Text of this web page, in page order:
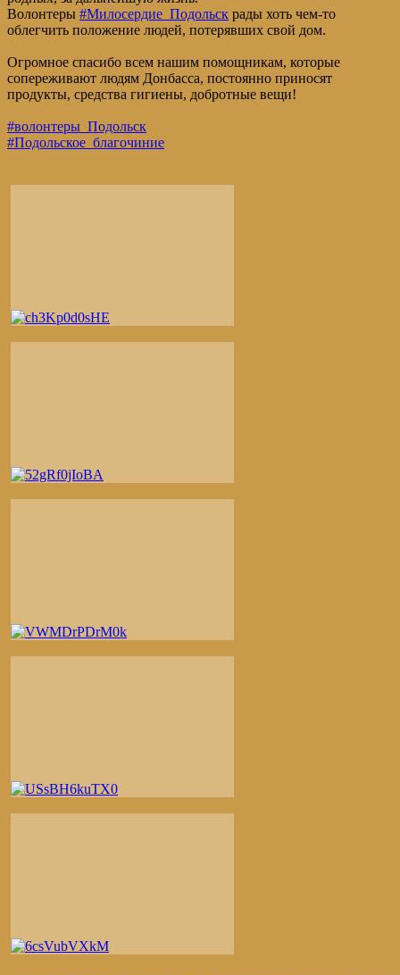
Волонтеры #Милосердие_Подольск рады хоть чем-то
облегчить положение людей, потерявших свой дом.
Огромное спасибо всем нашим помощникам, которые
сопереживают людям Донбасса, постоянно приносят
продукты, средства гигиены, добротные вещи!
#волонтеры_Подольск
#Подольское_благочиние